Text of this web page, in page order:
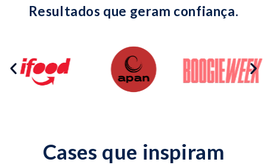
Resultados que geram confiança.
Cases que inspiram